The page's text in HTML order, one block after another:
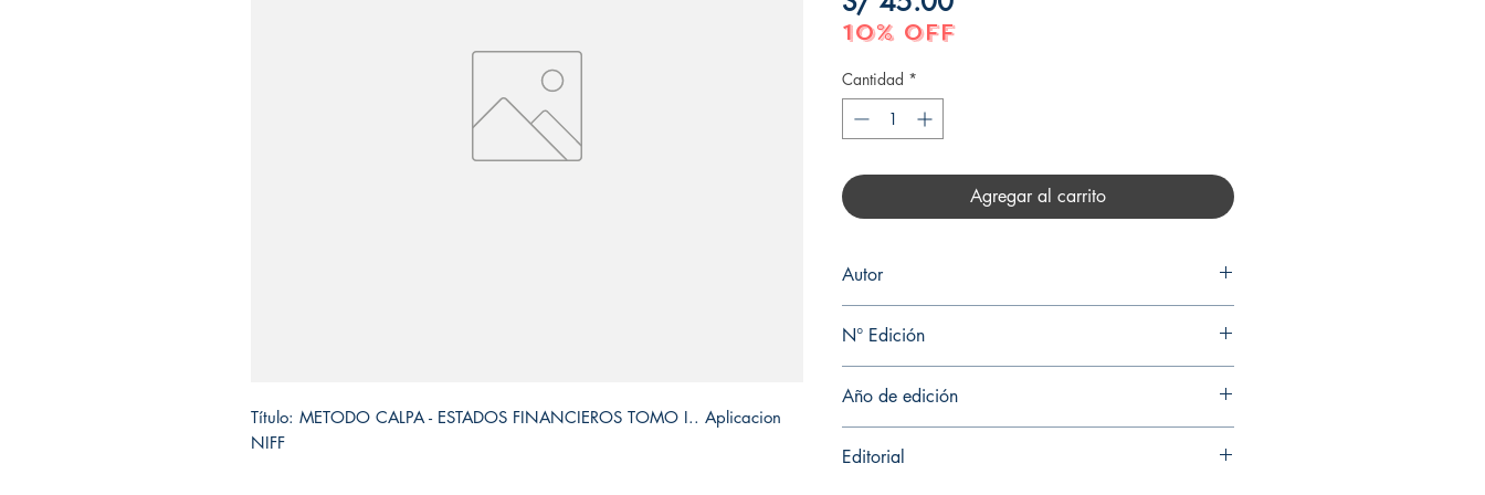
Título: METODO CALPA - ESTADOS FINANCIEROS TOMO I.. Aplicacion
NIFF
10% OFF
Cantidad *
Agregar al carrito
Autor
N° Edición
Año de edición
Editorial